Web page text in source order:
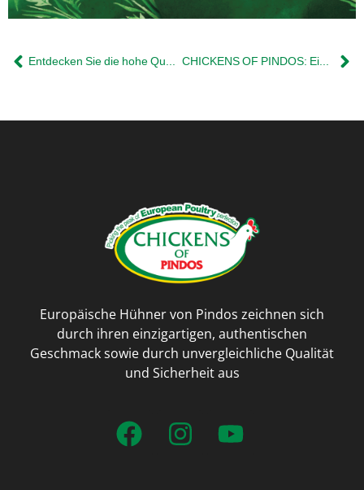
Entdecken Sie die hohe Qualitätdes europäischen Hähnchens CHICKENS OF PINDOS: Eine ganze Gemeinschaft hinterder Qualität
Europäische Hühner von Pindos zeichnen sich
durch ihren einzigartigen, authentischen
Geschmack sowie durch unvergleichliche Qualität
und Sicherheit aus